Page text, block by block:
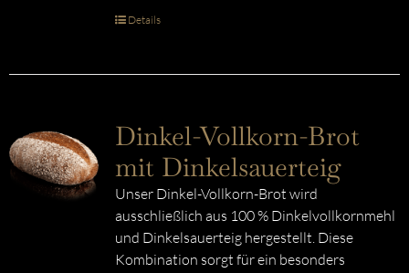
Details
Dinkel-Vollkorn-Brot
mit Dinkelsauerteig
Unser Dinkel-Vollkorn-Brot wird
ausschließlich aus 100 % Dinkelvollkornmehl
und Dinkelsauerteig hergestellt. Diese
Kombination sorgt für ein besonders